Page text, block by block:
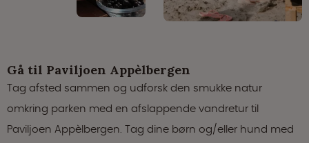
Gå til Paviljoen Appèlbergen
Tag afsted sammen og udforsk den smukke natur
omkring parken med en afslappende vandretur til
Paviljoen Appèlbergen. Tag dine børn og/eller hund med